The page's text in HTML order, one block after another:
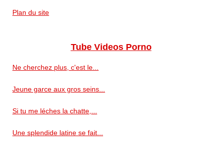
Plan du site
Tube Videos Porno
Ne cherchez plus, c'est le...
Jeune garce aux gros seins...
Si tu me léches la chatte,...
Une splendide latine se fait...